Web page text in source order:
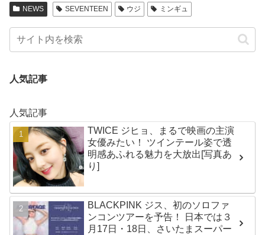
NEWS SEVENTEEN ウジ ミンギュ
人気記事
人気記事
TWICE ジヒョ、まるで映画の主演
女優みたい！ ツインテール姿で透
明感あふれる魅力を大放出[写真あ
り]
BLACKPINK ジス、初のソロファ
ンコンツアーを予告！ 日本では３
月17日・18日、さいたまスーパー